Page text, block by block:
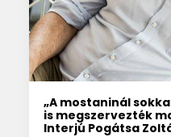
„A mostaninál
is megszervezték
Interjú Pogátsa